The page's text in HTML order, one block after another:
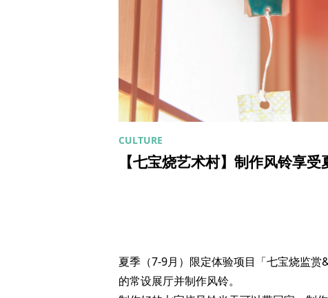
【七宝烧艺术村】制作风铃享
夏季（7-9月）限定体验项目「七宝烧监
的常设展厅并制作风铃。